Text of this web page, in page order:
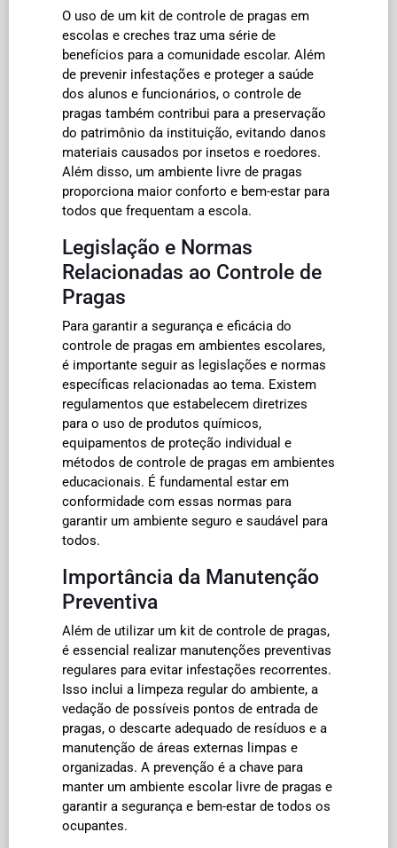
O uso de um kit de controle de pragas em
escolas e creches traz uma série de
benefícios para a comunidade escolar. Além
de prevenir infestações e proteger a saúde
dos alunos e funcionários, o controle de
pragas também contribui para a preservação
do patrimônio da instituição, evitando danos
materiais causados por insetos e roedores.
Além disso, um ambiente livre de pragas
proporciona maior conforto e bem-estar para
todos que frequentam a escola.
Legislação e Normas
Relacionadas ao Controle de
Pragas
Para garantir a segurança e eficácia do
controle de pragas em ambientes escolares,
é importante seguir as legislações e normas
específicas relacionadas ao tema. Existem
regulamentos que estabelecem diretrizes
para o uso de produtos químicos,
equipamentos de proteção individual e
métodos de controle de pragas em ambientes
educacionais. É fundamental estar em
conformidade com essas normas para
garantir um ambiente seguro e saudável para
todos.
Importância da Manutenção
Preventiva
Além de utilizar um kit de controle de pragas,
é essencial realizar manutenções preventivas
regulares para evitar infestações recorrentes.
Isso inclui a limpeza regular do ambiente, a
vedação de possíveis pontos de entrada de
pragas, o descarte adequado de resíduos e a
manutenção de áreas externas limpas e
organizadas. A prevenção é a chave para
manter um ambiente escolar livre de pragas e
garantir a segurança e bem-estar de todos os
ocupantes.